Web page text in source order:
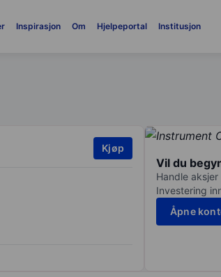
Inspirasjon Om Hjelpeportal Institusjon
Kjøp
Vil du
Handle
Investering
Åpne